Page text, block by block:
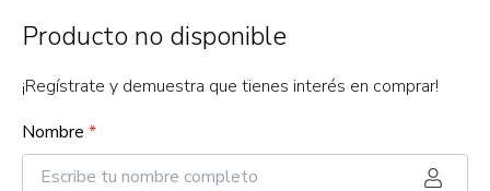
Producto no disponible
¡Regístrate y demuestra que tienes interés en comprar!
Nombre *